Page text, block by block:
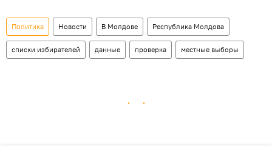
Политика Новости В Молдове Республика Молдова
списки избирателей данные проверка местные выборы